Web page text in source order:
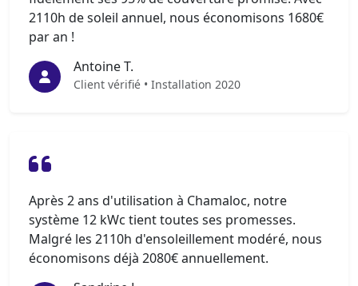
2110h de soleil annuel, nous économisons 1680€
par an !
Antoine T.
Client vérifié • Installation 2020
Après 2 ans d'utilisation à Chamaloc, notre
système 12 kWc tient toutes ses promesses.
Malgré les 2110h d'ensoleillement modéré, nous
économisons déjà 2080€ annuellement.